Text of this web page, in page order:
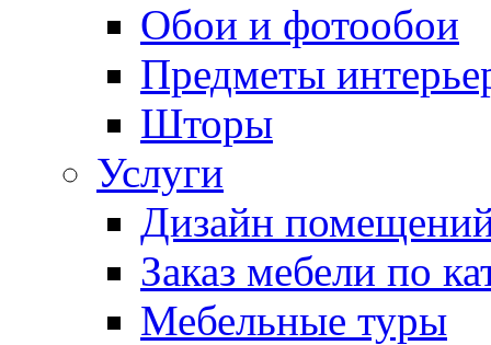
Обои и фотообои
Предметы
Шторы
Услуги
Дизайн
Заказ мебели по
Мебельные туры